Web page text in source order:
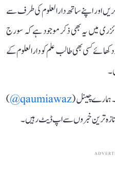
اور اپنے ساتھ دارالعلوم کی طرف سے
میں یہ بھی ذکر موجود ہے کہ سورج
کسی بھی طالب علم کو دارالعلوم کے
ہمارے چینل (qaumiawaz@
)
ترین خبروں سے اپ ڈیٹ رہیں۔